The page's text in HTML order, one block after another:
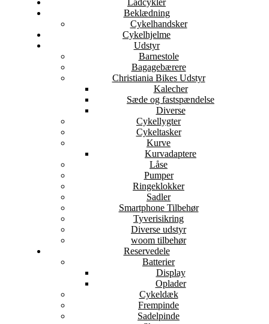
Ladcykler
Beklædning
Cykelhandsker
Cykelhjelme
Udstyr
Barnestole
Bagagebærere
Christiania Bikes Udstyr
Kalecher
Sæde og fastspændelse
Diverse
Cykellygter
Cykeltasker
Kurve
Kurvadaptere
Låse
Pumper
Ringeklokker
Sadler
Smartphone Tilbehør
Tyverisikring
Diverse udstyr
woom tilbehør
Reservedele
Batterier
Display
Oplader
Cykeldæk
Frempinde
Sadelpinde